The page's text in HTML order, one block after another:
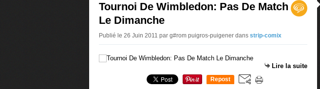
Tournoi De Wimbledon: Pas De Match
Le Dimanche
Publié le 26 Juin 2011 par g#rom puigros-puigener dans strip-comix
Lire la suite
Repost